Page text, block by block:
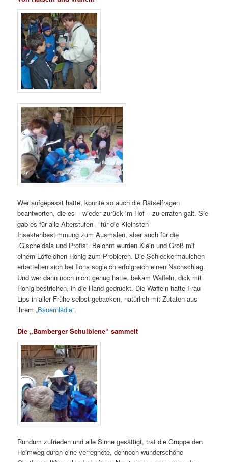
Wer aufgepasst hatte, konnte so auch die Rätselfragen
beantworten, die es – wieder zurück im Hof – zu erraten galt. Sie
gab es für alle Alterstufen – für die Kleinsten
Insektenbestimmung zum Ausmalen, aber auch für die
„G’scheidala und Profis“. Belohnt wurden Klein und Groß mit
einem Löffelchen Honig zum Probieren. Die Schleckermäulchen
erbettelten sich bei Ilona sogleich erfolgreich einen Nachschlag.
Und wer dann noch nicht genug hatte, bekam Waffeln, dick mit
Honig bestrichen, in die Hand gedrückt. Die Waffeln hatte Frau
Lips in aller Frühe selbst gebacken, natürlich mit Zutaten aus
ihrem„Bauernlädla“.
Die „Bamberger Schulbiene“ sammelt
Rundum zufrieden und alle Sinne gesättigt, trat die Gruppe den
Heimweg durch eine verregnete, dennoch wunderschöne